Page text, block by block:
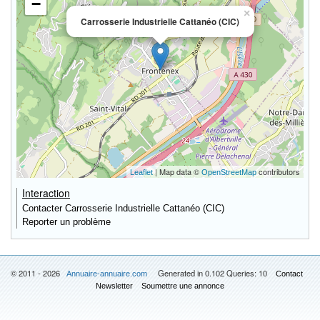
Carrosserie Industrielle Cattanéo (CIC)
×
−
Leaflet| Map data © OpenStreetMapcontributors
Interaction
Contacter Carrosserie Industrielle Cattanéo (CIC)
Reporter un problème
© 2011 - 2026 Annuaire-annuaire.com Generated in 0.102 Queries: 10
Contact
Newsletter
Soumettre une annonce